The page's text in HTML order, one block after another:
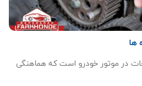
ها
در موتور خودرو است که هماهنگی